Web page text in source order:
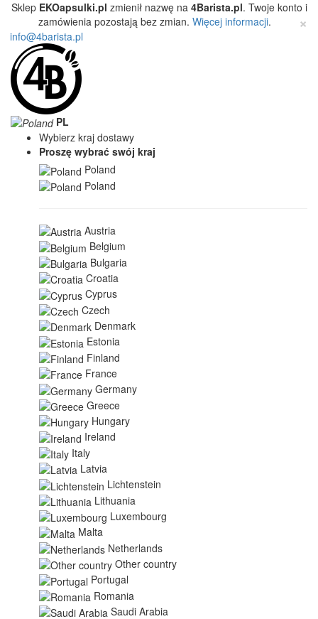
Sklep EKOapsulki.pl zmienił nazwę na 4Barista.pl. Twoje konto i
zamówienia pozostają bez zmian. Więcej informacji. ×
info@4barista.pl
PL
Wybierz kraj dostawy
Proszę wybrać swój kraj
Poland
Poland
Austria
Belgium
Bulgaria
Croatia
Cyprus
Czech
Denmark
Estonia
Finland
France
Germany
Greece
Hungary
Ireland
Italy
Latvia
Lichtenstein
Lithuania
Luxembourg
Malta
Netherlands
Other country
Portugal
Romania
Saudi Arabia